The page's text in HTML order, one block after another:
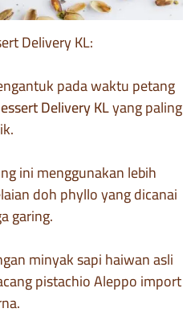
Delivery KL:
pada waktu petang
Delivery KLyang paling
ini menggunakan lebih
doh phyllo yang dicanai
garing.
minyak sapi haiwan asli
pistachio Aleppo import